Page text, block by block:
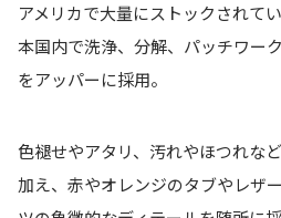
アメリカで大量にストックされて
本国内で洗浄、分解、パッチワー
をアッパーに採用。
色褪せやアタリ、汚れやほつれな
加え、赤やオレンジのタブやレザ